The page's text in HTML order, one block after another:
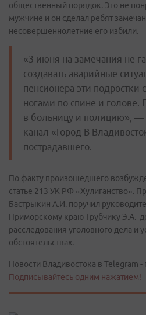
общественный порядок. Это не
мужчине и он сделал ребят
несовершеннолетние его избили.
«3 июня на замечания не
создавать аварийные
пенсионера эти подростки
ногами по спине и голове.
в больницу и полицию», —
канал «Город В
пострадавшего.
По факту произошедшего
статье 213 УК РФ «Хулиганство».
Бастрыкин А.И. поручил
Приморскому краю Трубчику Э.А.
расследования уголовного дела и
обстоятельствах.
Новости Владивостока в Telegram -
Подписывайтесь одним нажатием!